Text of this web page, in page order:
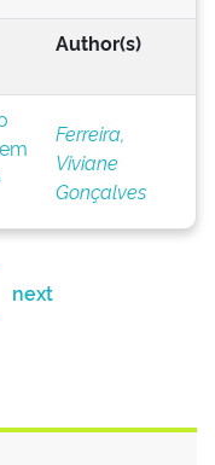
Author(s)
Ferreira,
Viviane
Gonçalves
next